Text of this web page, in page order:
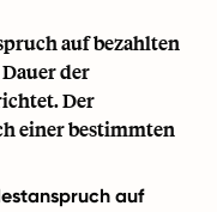
auf bezahlten
der
Der
einer bestimmten
auf